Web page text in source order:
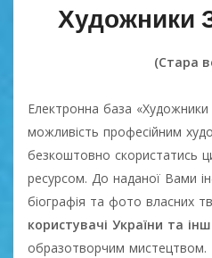
Художники
(Стара
Електронна база
можливість професійним
безкоштовно скористатись
ресурсом. До наданої Вами
біографія та фото власних
користувачі України та
образотворчим мистецтвом.